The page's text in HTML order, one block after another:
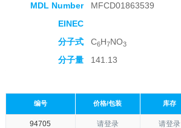
MDL Number
MFCD01863539
EINEC
分子式
C6H7NO3
分子量 141.13
编号 价格/包装 库存
94705 请登录 请登录